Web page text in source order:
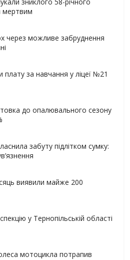
мертвим
через можливе забруднення
плату за навчання у ліцеї №21
до опалювального сезону
забуту підлітком сумку:
виявили майже 200
у Тернопільській області
мотоцикла потрапив